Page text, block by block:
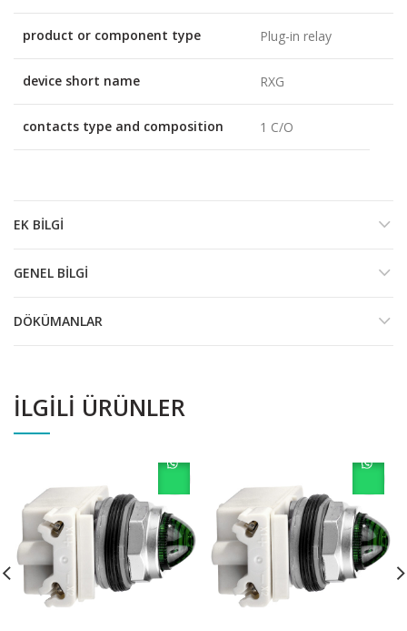
product or component type Plug-in relay
device short name RXG
contacts type and composition 1 C/O
EK BILGI
GENEL BILGI
DÖKÜMANLAR
İLGILI ÜRÜNLER